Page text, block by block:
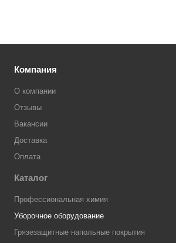
Компания
О компании
Отзывы
Вакансии
Доставка
Оплата
Каталог
Профессиональная химия
Уборочное оборудование
Грязезащитные напольные покрытия